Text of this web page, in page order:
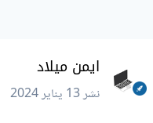
ايمن ميلاد
نشر13 يناير 2024